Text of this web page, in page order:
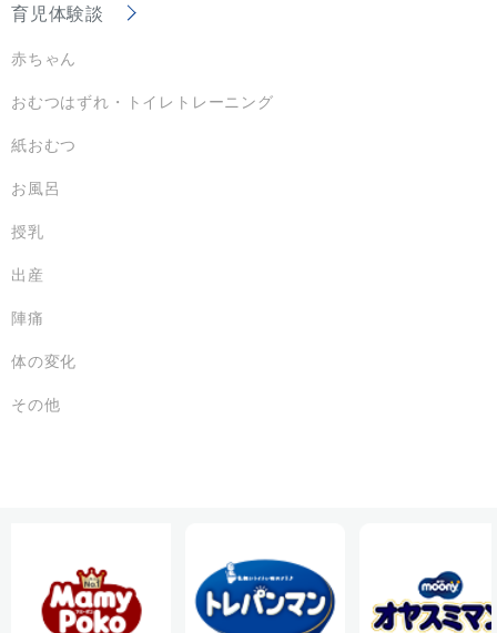
育児体験談
赤ちゃん
おむつはずれ・トイレトレーニング
紙おむつ
お風呂
授乳
出産
陣痛
体の変化
その他